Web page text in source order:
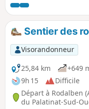
géants de grès rose
vue alentours. Une
possible sur le circuit.
Sentier des
Visorandonneur
25,84 km
+649
9h 15
Difficile
Départ à Rodalben
du Palatinat-Sud-